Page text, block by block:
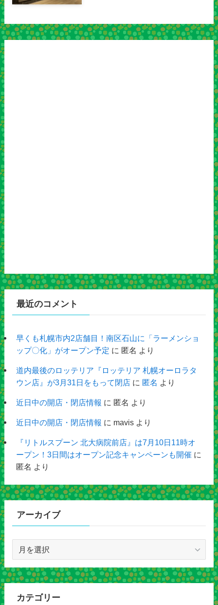
最近のコメント
早くも札幌市内2店舗目！南区石山に「ラーメンショ
ップ〇化」がオープン予定 に 匿名 より
道内最後のロッテリア『ロッテリア 札幌オーロラタ
ウン店』が3月31日をもって閉店に 匿名 より
近日中の開店・閉店情報 に 匿名 より
近日中の開店・閉店情報 に mavisより
『リトルスプーン 北大病院前店』は7月10日11時オ
ープン！3日間はオープン記念キャンペーンも開催 に
匿名 より
アーカイブ
カ
イ
カテゴリー